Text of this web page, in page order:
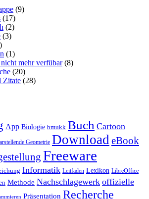
(9)
(17)
(2)
(3)
(1)
mehr verfübar(8)
(20)
Zitate (28)
App Biologie bmukk Buch Cartoon
Geometrie Download eBook
Freeware
Informatik Leitfaden Lexikon LibreOffice
Methode Nachschlagewerk offizielle
Präsentation Recherche